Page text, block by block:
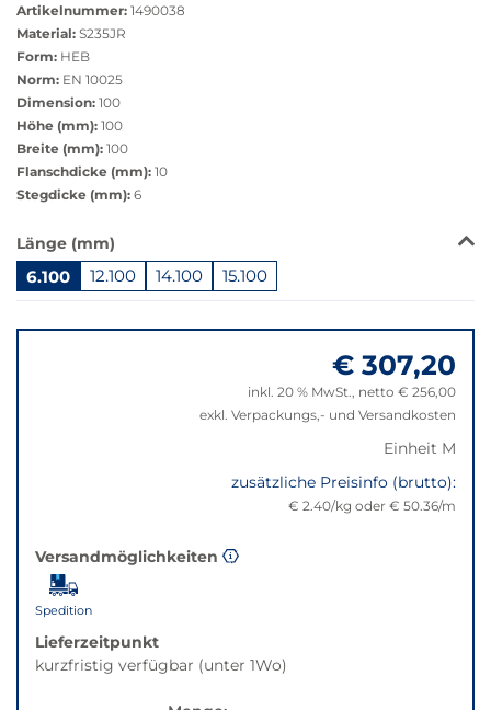
anzeigen
Artikelnummer: 1490038
Material: S235JR
Form: HEB
Norm: EN 10025
Dimension: 100
Höhe (mm): 100
Breite (mm): 100
Flanschdicke (mm): 10
Stegdicke (mm): 6
Das
Produkt
ist
in
dieser
die
beste
Alternative
der
gewünschten
Länge (mm)
6.100 12.100 14.100 15.100
zu
€ 307,20
inkl. 20 % MwSt., netto € 256,00
exkl. Verpackungs,- und Versandkosten
Einheit M
zusätzliche Preisinfo (brutto):
€ 2.40/kg oder € 50.36/m
Versandmöglichkeiten
Spedition
Lieferzeitpunkt
kurzfristig verfügbar (unter 1Wo)